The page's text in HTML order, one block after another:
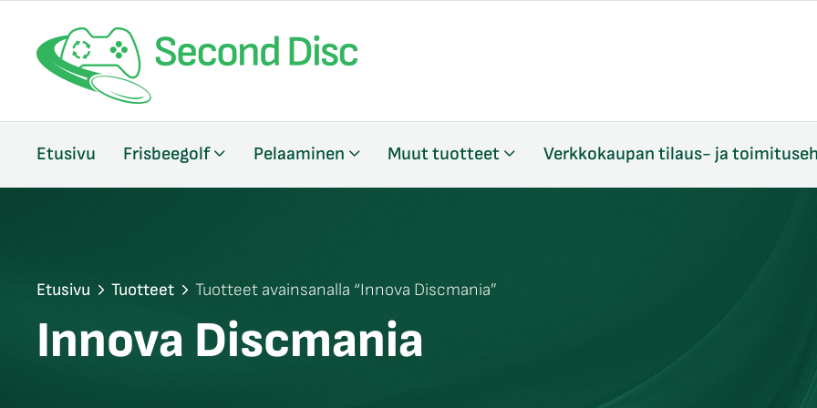
Etusivu Frisbeegolf Pelaaminen Muut tuotteet Verkkokaupan tilaus- ja
Etusivu Tuotteet Tuotteet avainsanalla “Innova Discmania”
Innova Discmania
sulje
sulje